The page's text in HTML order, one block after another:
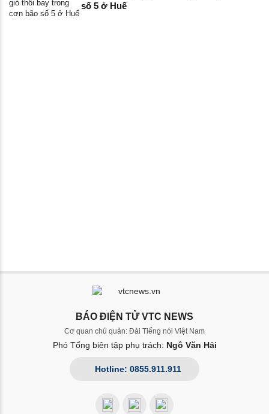
số 5 ở Huế
BÁO ĐIỆN TỬ VTC NEWS
Cơ quan chủ quản: Đài Tiếng nói Việt Nam
Phó Tổng biên tập phụ trách: Ngô Văn Hải
Hotline: 0855.911.911